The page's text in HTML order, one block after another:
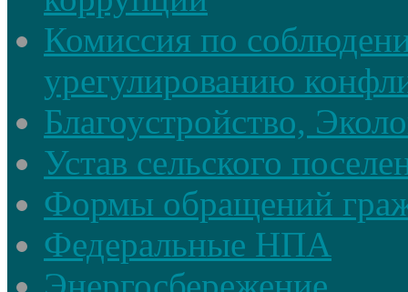
Комиссия по
урегулированию
Благоустройство,
Устав сельского
Формы обращений
Федеральные НПА